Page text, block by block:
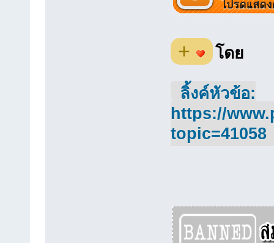
+ โดย
ลิ้งค์หัวข้อ:
https://
topic=41058